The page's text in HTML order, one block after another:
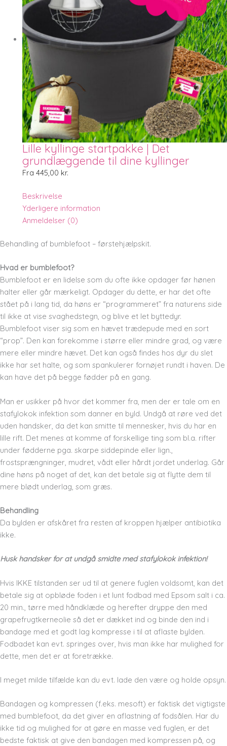
Lille kyllinge startpakke | Det
grundlæggende til dine kyllinger
Fra 445,00 kr.
Beskrivelse
Yderligere information
Anmeldelser (0)
Behandling af bumblefoot – førstehjælpskit.
Hvad er bumblefoot?
Bumblefoot er en lidelse som du ofte ikke opdager før hønen
halter eller går mærkeligt. Opdager du dette, er har det ofte
stået på i lang tid, da høns er “programmeret” fra naturens side
til ikke at vise svaghedstegn, og blive et let byttedyr.
Bumblefoot viser sig som en hævet trædepude med en sort
“prop”. Den kan forekomme i større eller mindre grad, og være
mere eller mindre hævet. Det kan også findes hos dyr du slet
ikke har set halte, og som spankulerer fornøjet rundt i haven. De
kan have det på begge fødder på en gang.
Man er usikker på hvor det kommer fra, men der er tale om en
stafylokok infektion som danner en byld. Undgå at røre ved det
uden handsker, da det kan smitte til mennesker, hvis du har en
lille rift. Det menes at komme af forskellige ting som bl.a. rifter
under fødderne pga. skarpe siddepinde eller lign.,
frostsprængninger, mudret, vådt eller hårdt jordet underlag. Går
dine høns på noget af det, kan det betale sig at flytte dem til
mere blødt underlag, som græs.
Behandling
Da bylden er afskåret fra resten af kroppen hjælper antibiotika
ikke.
Husk handsker for at undgå smidte med stafylokok infektion!
Hvis IKKE tilstanden ser ud til at genere fuglen voldsomt, kan det
betale sig at opbløde foden i et lunt fodbad med Epsom salt i ca.
20 min., tørre med håndklæde og herefter dryppe den med
grapefrugtkerneolie så det er dækket ind og binde den ind i
bandage med et godt lag kompresse i til at aflaste bylden.
Fodbadet kan evt. springes over, hvis man ikke har mulighed for
dette, men det er at foretrække.
I meget milde tilfælde kan du evt. lade den være og holde opsyn.
Bandagen og kompressen (f.eks. mesoft) er faktisk det vigtigste
med bumblefoot, da det giver en aflastning af fodsålen. Har du
ikke tid og mulighed for at gøre en masse ved fuglen, er det
bedste faktisk at give den bandagen med kompressen på, og